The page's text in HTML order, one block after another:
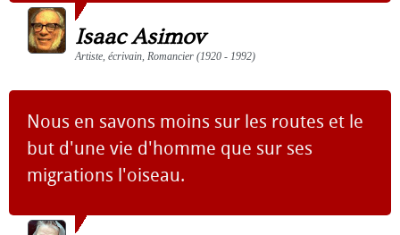
Isaac Asimov
Artiste, écrivain, Romancier (1920 - 1992)
Nous en savons moins sur les routes et le
but d'une vie d'homme que sur ses
migrations l'oiseau.